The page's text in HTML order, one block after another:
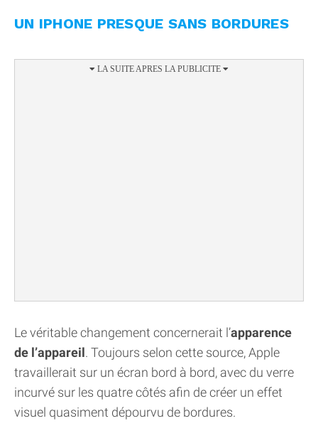
UN IPHONE PRESQUE SANS BORDURES
Le véritable changement concernerait l’apparence
de l’appareil. Toujours selon cette source, Apple
travaillerait sur un écran bord à bord, avec du verre
incurvé sur les quatre côtés afin de créer un effet
visuel quasiment dépourvu de bordures.